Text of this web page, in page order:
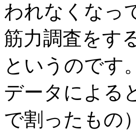
われなくなっ
筋力調査をす
というのです
データによる
で割ったもの